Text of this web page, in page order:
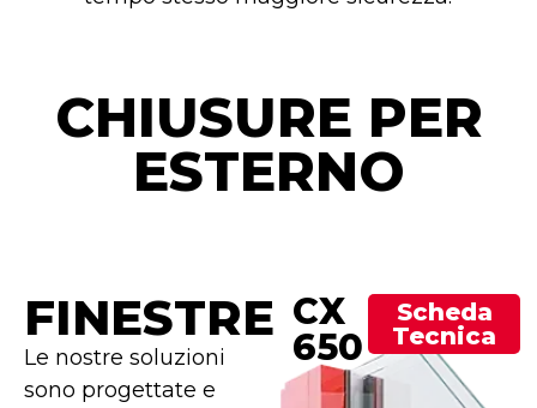
CHIUSURE PER
ESTERNO
FINESTRE
Le nostre soluzioni
sono progettate e
CX
650
Scheda
Tecnica